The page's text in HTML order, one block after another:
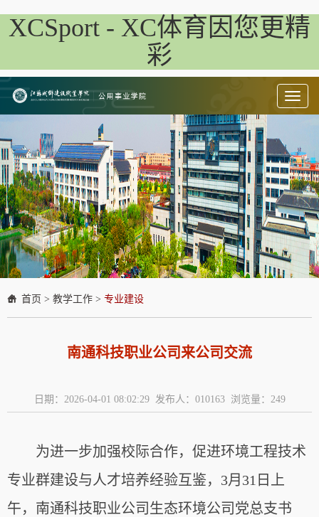
XCSport - XC体育因您更精
彩
Toggle
首页 > 教学工作 > 专业建设
南通科技职业公司来公司交流
日期：2026-04-01 08:02:29 发布人：010163 浏览量： 249
为进一步加强校际合作，促进环境工程技术
专业群建设与人才培养经验互鉴，3月31日上
午，南通科技职业公司生态环境公司党总支书